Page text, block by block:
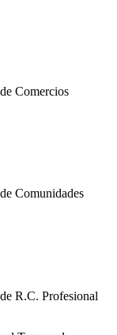
Comercios
Comunidades
R.C. Profesional